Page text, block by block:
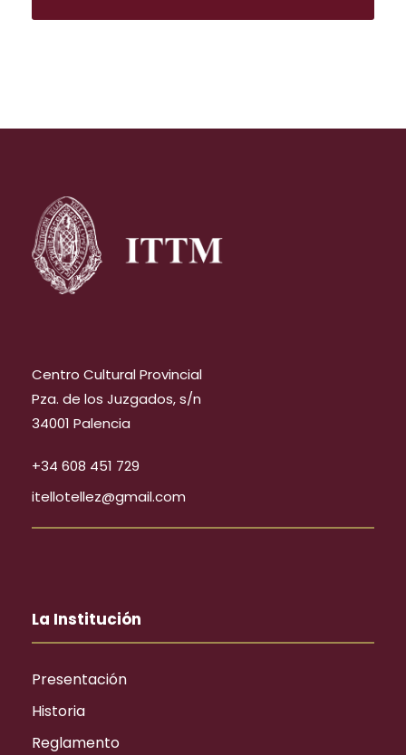
Centro Cultural Provincial
Pza. de los Juzgados, s/n
34001 Palencia
+34 608 451 729
itellotellez@gmail.com
La Institución
Presentación
Historia
Reglamento